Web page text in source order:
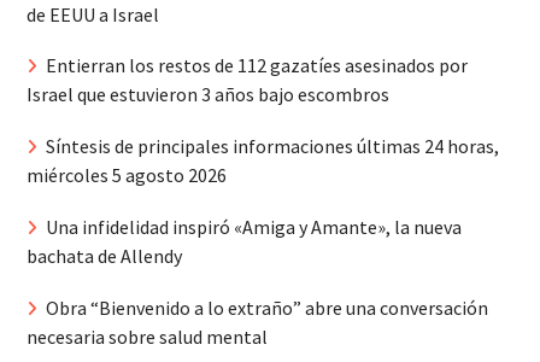
de EEUU a Israel
Entierran los restos de 112 gazatíes asesinados por
Israel que estuvieron 3 años bajo escombros
Síntesis de principales informaciones últimas 24 horas,
miércoles 5 agosto 2026
Una infidelidad inspiró «Amiga y Amante», la nueva
bachata de Allendy
Obra “Bienvenido a lo extraño” abre una conversación
necesaria sobre salud mental